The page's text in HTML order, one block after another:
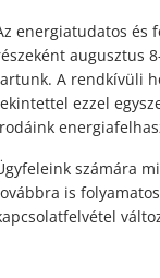
a
akár
2026.
A
szülő
energiatudatos és
augusztus
A rendkívüli
ezzel
számára
is